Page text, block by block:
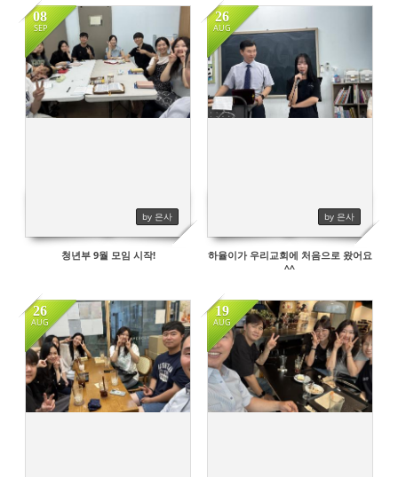
08
SEP
by 은사
656
청년부 9월 모임 시작!
26
AUG
by 은사
525
하율이가 우리교회에 처음으로 왔어요
^^
26
AUG
491
19
AUG
451